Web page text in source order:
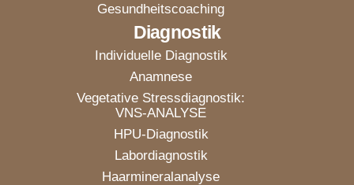
Diagnostik
Individuelle Diagnostik
Anamnese
Vegetative Stressdiagnostik:
VNS-ANALYSE
HPU-Diagnostik
Labordiagnostik
Haarmineralanalyse
Gesundheitscoaching